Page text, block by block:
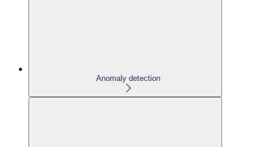
Anomaly detection